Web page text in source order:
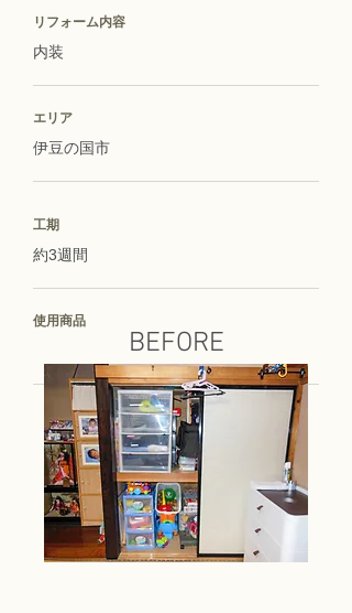
リフォーム内容
内装
エリア
伊豆の国市
工期
約3週間
使用商品
BEFORE